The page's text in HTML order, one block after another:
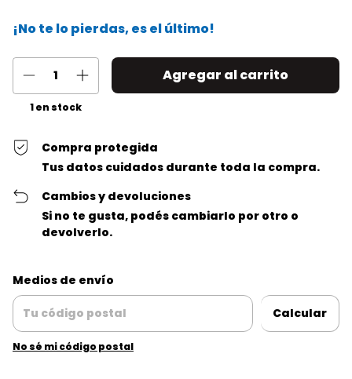
¡No te lo pierdas, es el último!
1en stock
Compra protegida
Tus datos cuidados durante toda la compra.
Cambios y devoluciones
Si no te gusta, podés cambiarlo por otro o
devolverlo.
Entregas para el CP:
Medios de envío
Calcular
No sé mi código postal